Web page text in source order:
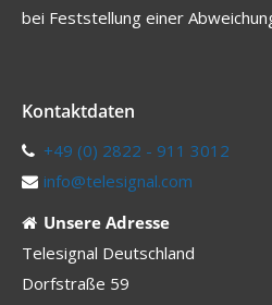
bei Feststellung einer
Kontaktdaten
+49 (0) 2822 - 911 3012
info@telesignal.com
Unsere Adresse
Telesignal Deutschland
Dorfstraße 59